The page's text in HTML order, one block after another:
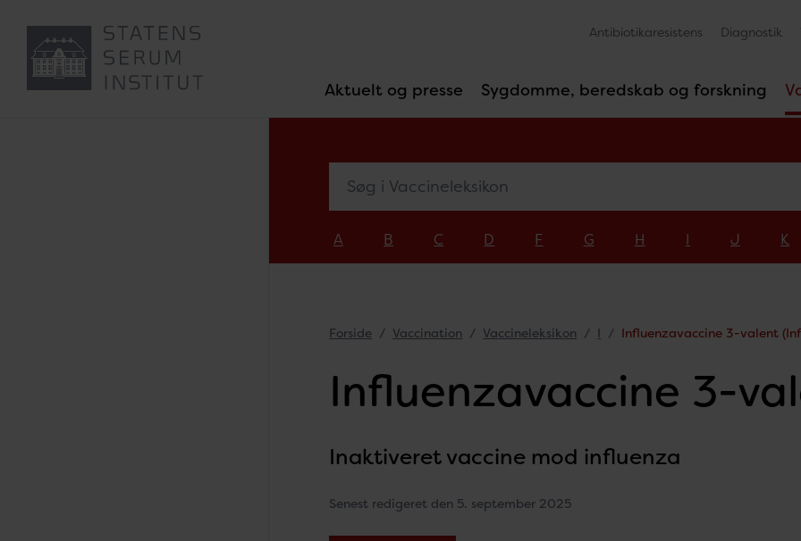
Aktuelt og presse Sygdomme, beredskab og forskning
Antibiotikaresistens Diagnostik
A B C D F G H I J K
Forside Vaccination Vaccineleksikon I Influenzavaccine 3-valent
Influenzavaccine 3-
Inaktiveret vaccine mod influenza
Senest redigeret den 5. september 2025